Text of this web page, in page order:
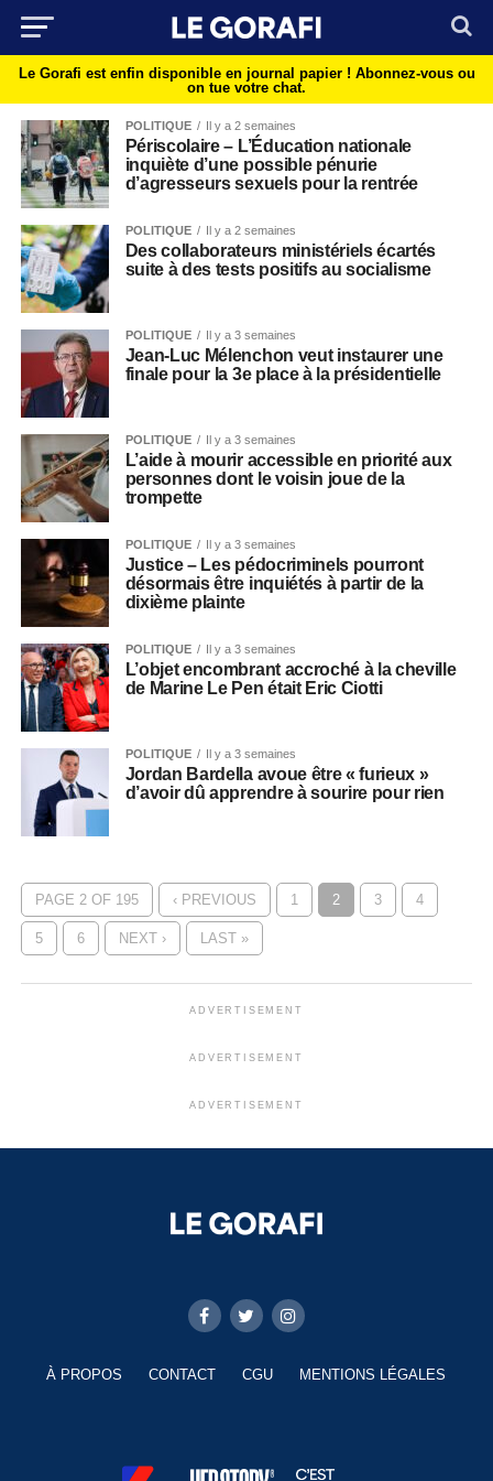
Le Gorafi est enfin disponible en journal papier ! Abonnez-vous ou
on tue votre chat.
POLITIQUE Il y a 2 semaines
Périscolaire – L’Éducation nationale
inquiète d’une possible pénurie
d’agresseurs sexuels pour la rentrée
POLITIQUE Il y a 2 semaines
Des collaborateurs ministériels écartés
suite à des tests positifs au socialisme
POLITIQUE Il y a 3 semaines
Jean-Luc Mélenchon veut instaurer une
finale pour la 3e place à la présidentielle
POLITIQUE Il y a 3 semaines
L’aide à mourir accessible en priorité aux
personnes dont le voisin joue de la
trompette
POLITIQUE Il y a 3 semaines
Justice – Les pédocriminels pourront
désormais être inquiétés à partir de la
dixième plainte
POLITIQUE Il y a 3 semaines
L’objet encombrant accroché à la cheville
de Marine Le Pen était Eric Ciotti
POLITIQUE Il y a 3 semaines
Jordan Bardella avoue être « furieux »
d’avoir dû apprendre à sourire pour rien
PAGE 2 OF 195 ‹ PREVIOUS 1 2 3 4
5 6 NEXT › LAST »
ADVERTISEMENT
ADVERTISEMENT
ADVERTISEMENT
À PROPOS CONTACT CGU MENTIONS LÉGALES